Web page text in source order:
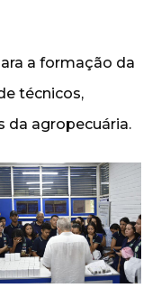
a formação da
técnicos,
da agropecuária.